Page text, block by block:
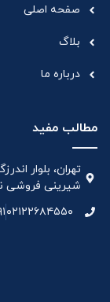
صفحه اصلی
بلاگ
درباره ما
مطالب مفید
شیرینی فروشی
۰۲۱۲۲۶۸۴۵۵۰